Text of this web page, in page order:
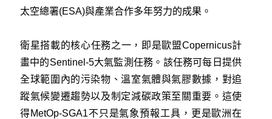
太空總署(ESA)與產業合作多年努力的成果。
衛星搭載的核心任務之一，即是歐盟Copernicus計
畫中的Sentinel-5大氣監測任務。該任務可每日提供
全球範圍內的污染物、溫室氣體與氣膠數據，對追
蹤氣候變遷趨勢以及制定減碳政策至關重要。這使
得MetOp-SGA1不只是氣象預報工具，更是歐洲在